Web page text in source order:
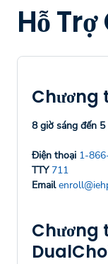
Hỗ
Chương
8 giờ sáng đến 5
Điện thoại 1-
TTY 711
Email
Chương